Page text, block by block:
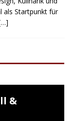
als Startpunkt für
&